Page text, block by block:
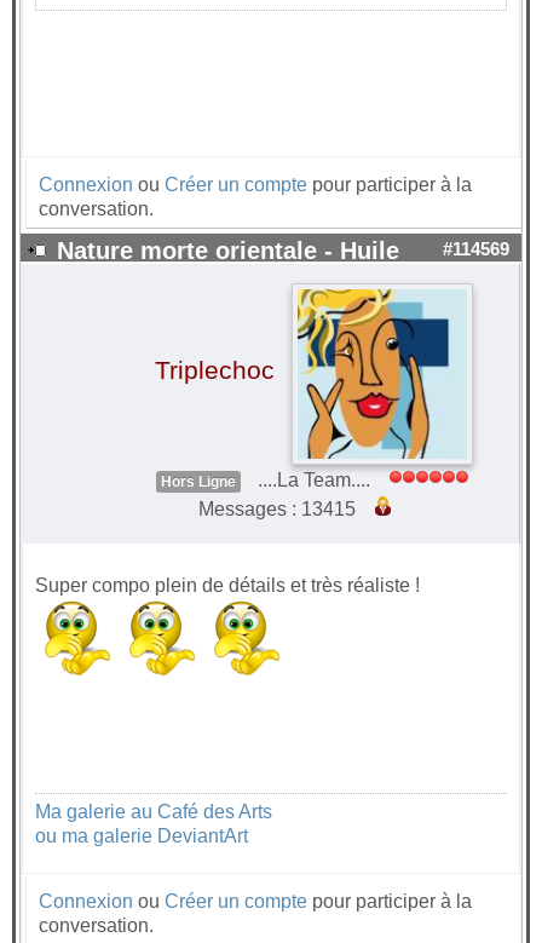
Connexion ou Créer un compte pour participer à la
conversation.
Nature morte orientale - Huile #114569
Triplechoc
Hors Ligne
....La Team....
Messages : 13415
Super compo plein de détails et très réaliste !
Ma galerie au Café des Arts
ou ma galerie DeviantArt
Connexion ou Créer un compte pour participer à la
conversation.